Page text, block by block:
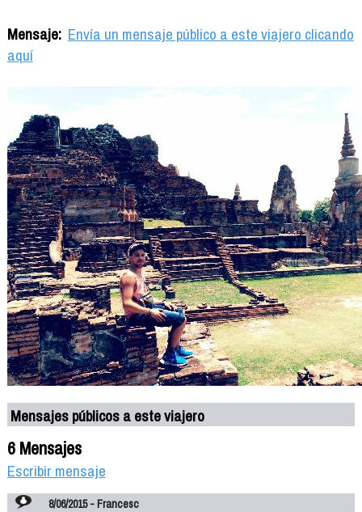
Mensaje: Envía un mensaje público a este viajero clicando
aquí
Mensajes públicos a este viajero
6 Mensajes
Escribir mensaje
8/06/2015 - Francesc